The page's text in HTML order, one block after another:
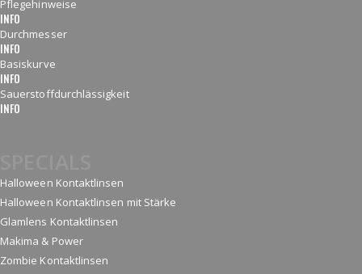
Pflegehinweise
INFO
Durchmesser
INFO
Basiskurve
INFO
Sauerstoffdurchlässigkeit
INFO
Halloween Kontaktlinsen
Halloween Kontaktlinsen mit Stärke
Glamlens Kontaktlinsen
Makima & Power
Zombie Kontaktlinsen